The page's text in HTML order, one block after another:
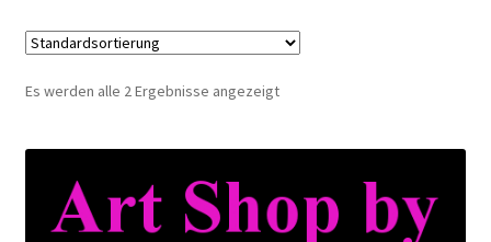
Es werden alle 2 Ergebnisse angezeigt